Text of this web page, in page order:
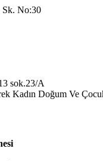
Sk. No:30
sok.23/A
Kadın Doğum Ve